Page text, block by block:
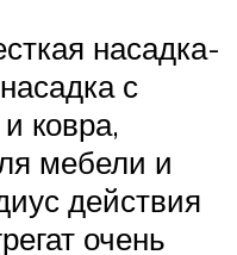
насадка-
с
ковра,
мебели и
действия
очень